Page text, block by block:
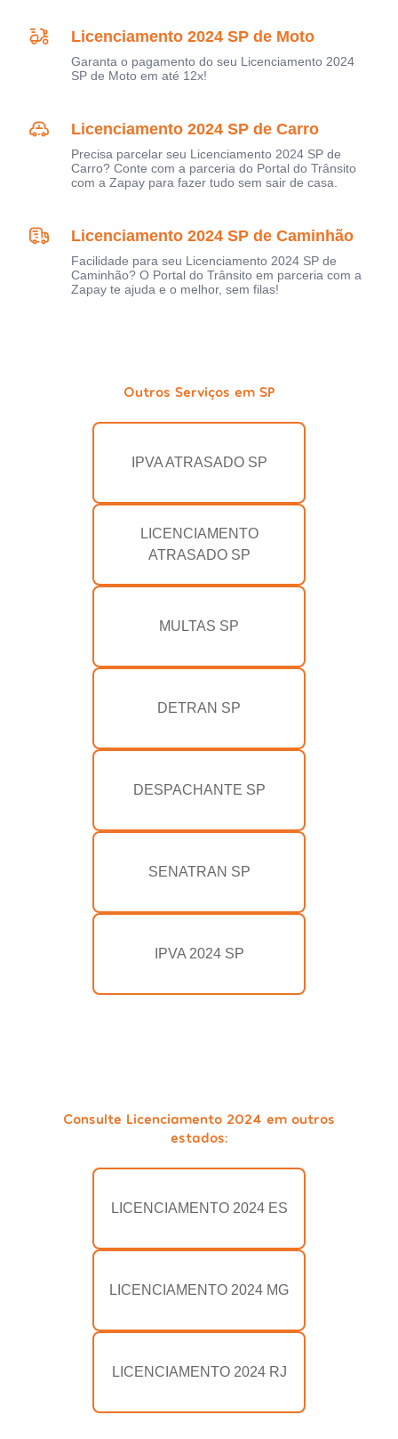
Licenciamento 2024 SP de Moto
Garanta o pagamento do seu Licenciamento 2024
SP de Moto em até 12x!
Licenciamento 2024 SP de Carro
Precisa parcelar seu Licenciamento 2024 SP de
Carro? Conte com a parceria do Portal do Trânsito
com a Zapay para fazer tudo sem sair de casa.
Licenciamento 2024 SP de Caminhão
Facilidade para seu Licenciamento 2024 SP de
Caminhão? O Portal do Trânsito em parceria com a
Zapay te ajuda e o melhor, sem filas!
Outros Serviços em SP
IPVA ATRASADO SP
LICENCIAMENTO
ATRASADO SP
MULTAS SP
DETRAN SP
DESPACHANTE SP
SENATRAN SP
IPVA 2024 SP
Consulte Licenciamento 2024 em outros
estados:
LICENCIAMENTO 2024 ES
LICENCIAMENTO 2024 MG
LICENCIAMENTO 2024 RJ